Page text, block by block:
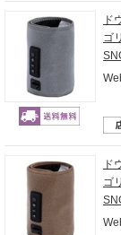
ド
ゴ
ド
ゴ